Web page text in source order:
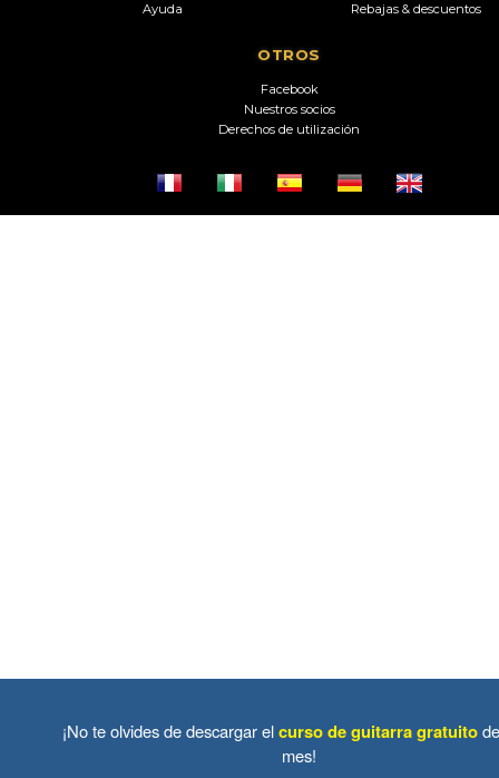
Ayuda
Rebajas & descuentos
OTROS
Facebook
Nuestros socios
Derechos de utilización
¡No te olvides de descargar elcurso de guitarra gratuito
mes!